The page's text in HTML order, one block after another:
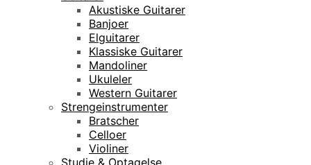
Akustiske Guitarer
Banjoer
Elguitarer
Klassiske Guitarer
Mandoliner
Ukuleler
Western Guitarer
Strengeinstrumenter
Bratscher
Celloer
Violiner
Studie & Optagelse